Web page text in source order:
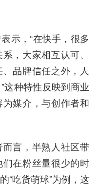
示，“在快手，很多
，大家相互认可、
品牌信任之外，人
这种特性反映到商业
为媒介，与创作者和
言，半熟人社区带
们在粉丝量很少的时
“吃货萌球”为例，这